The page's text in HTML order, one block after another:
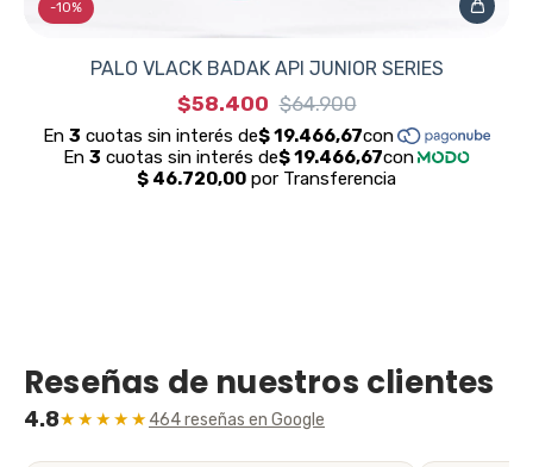
-10%
PALO VLACK BADAK API JUNIOR SERIES
$58.400 $64.900
Reseñas de nuestros clientes
4.8★★★★★ 464 reseñas en Google